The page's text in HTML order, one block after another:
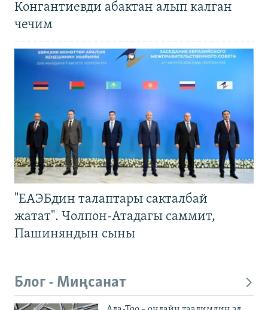
Конгантиевди абактан алып калган
чечим
"ЕАЭБдин талаптары сакталбай
жатат". Чолпон-Атадагы саммит,
Пашиняндын сыны
Блог - Миңсанат